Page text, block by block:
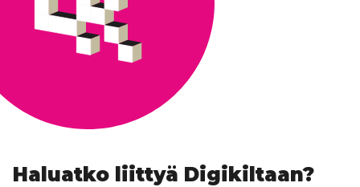
Haluatko liittyä Digikiltaan?